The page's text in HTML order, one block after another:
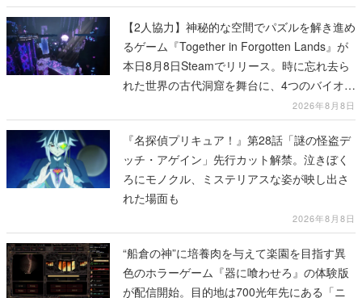
【2人協力】神秘的な空間でパズルを解き進め
るゲーム『Together in Forgotten Lands』が
本日8月8日Steamでリリース。時に忘れ去ら
れた世界の古代洞窟を舞台に、4つのバイオー
2026年8月8日
『名探偵プリキュア！』第28話「謎の怪盗デ
ッチ・アゲイン」先行カット解禁。泣きぼく
ろにモノクル、ミステリアスな姿が映し出さ
れた場面も
2026年8月8日
“船倉の神”に培養肉を与えて楽園を目指す異
色のホラーゲーム『器に喰わせろ』の体験版
が配信開始。目的地は700光年先にある「ニ